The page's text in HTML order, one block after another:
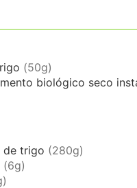
(50g)
biológico seco
de trigo (280g)
(6g)